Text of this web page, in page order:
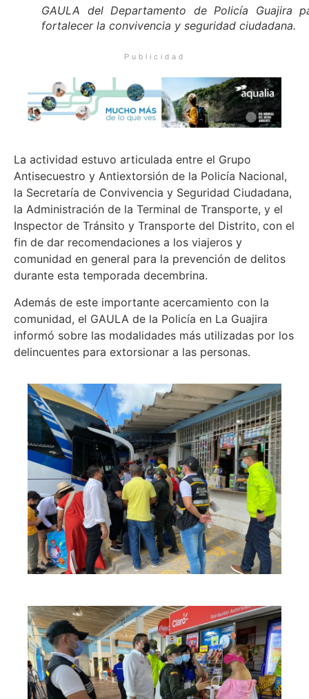
GAULA del Departamento de Policía Guajira
fortalecer la convivencia y seguridad ciudadana.
Publicidad
La actividad estuvo articulada entre el Grupo
Antisecuestro y Antiextorsión de la Policía Nacional,
la Secretaría de Convivencia y Seguridad Ciudadana,
la Administración de la Terminal de Transporte, y el
Inspector de Tránsito y Transporte del Distrito, con el
fin de dar recomendaciones a los viajeros y
comunidad en general para la prevención de delitos
durante esta temporada decembrina.
Además de este importante acercamiento con la
comunidad, el GAULA de la Policía en La Guajira
informó sobre las modalidades más utilizadas por los
delincuentes para extorsionar a las personas.